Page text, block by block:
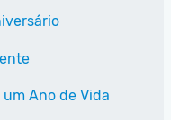
Ano de Vida